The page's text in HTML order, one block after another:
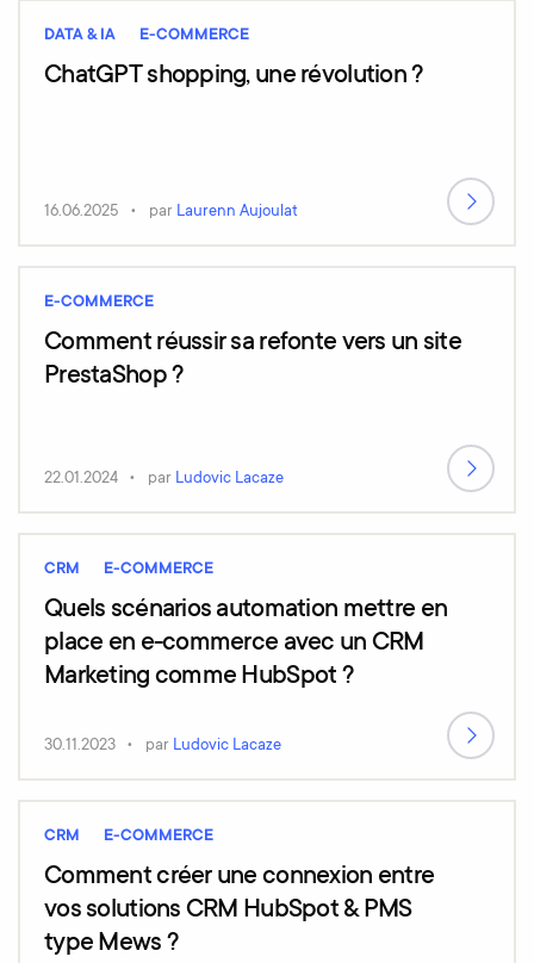
DATA & IA E-COMMERCE
ChatGPT shopping, une révolution ?
16.06.2025 par Laurenn Aujoulat
E-COMMERCE
Comment réussir sa refonte vers un site
PrestaShop ?
22.01.2024 par Ludovic Lacaze
CRM E-COMMERCE
Quels scénarios automation mettre en
place en e-commerce avec un CRM
Marketing comme HubSpot ?
30.11.2023 par Ludovic Lacaze
CRM E-COMMERCE
Comment créer une connexion entre
vos solutions CRM HubSpot & PMS
type Mews ?